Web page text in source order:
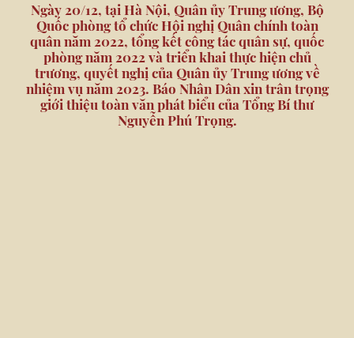
Ngày 20/12, tại Hà Nội, Quân ủy Trung ương, Bộ
Quốc phòng tổ chức Hội nghị Quân chính toàn
quân năm 2022, tổng kết công tác quân sự, quốc
phòng năm 2022 và triển khai thực hiện chủ
trương, quyết nghị của Quân ủy Trung ương về
nhiệm vụ năm 2023. Báo Nhân Dân xin trân trọng
giới thiệu toàn văn phát biểu của Tổng Bí thư
Nguyễn Phú Trọng.